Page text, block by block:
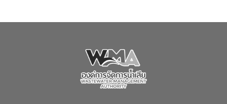
ในครั้งนี้เป็นการดึงจุดแข็งและความ
(อจน.) มาผสานกับประสบการณ์และ
เทคโนโลยีโครงข่ายน้ำครบวงจรในพื้นที่ EEC
ของอีสท์ วอเตอร์ เพื่อร่วมกันศึกษา
เทคโนโลยีการปรับปรุงคุณภาพน้ำ (Water
Reuse) และพัฒนารูปแบบการดำเนินงาน